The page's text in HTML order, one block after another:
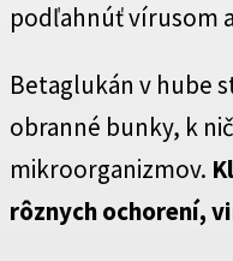
podľahnúť vírusom
Betaglukán v hube
obranné bunky, k
mikroorganizmov.
rôznych ochorení,